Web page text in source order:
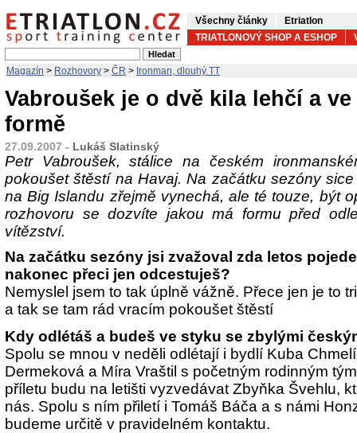
Všechny články
Etriatlon
TRIATLONOVÝ SHOP A ESHOP
Magazín > Rozhovory > ČR > Ironman, dlouhý TT
Vabroušek je o dvě kila lehčí a
formě
27.09.2007 - Lukáš Slatinský
Petr Vabroušek, stálice na českém
pokoušet štěstí na Havaj. Na začátku sezóny
na Big Islandu zřejmě vynechá, ale té touze, být
rozhovoru se dozvíte jakou má formu před
vítězství.
Na začátku sezóny jsi zvažoval zda letos
nakonec přeci jen odcestuješ?
Nemyslel jsem to tak úplně vážně. Přece jen je to
a tak se tam rád vracím pokoušet štěstí
Kdy odlétáš a budeš ve styku se zbylými
Spolu se mnou v neděli odlétají i bydlí Kuba
Dermeková a Míra Vraštil s početným rodinným
příletu budu na letišti vyzvedávat Zbyňka Švehlu,
nás. Spolu s ním přiletí i Tomáš Báča a s námi
budeme určitě v pravidelném kontaktu.